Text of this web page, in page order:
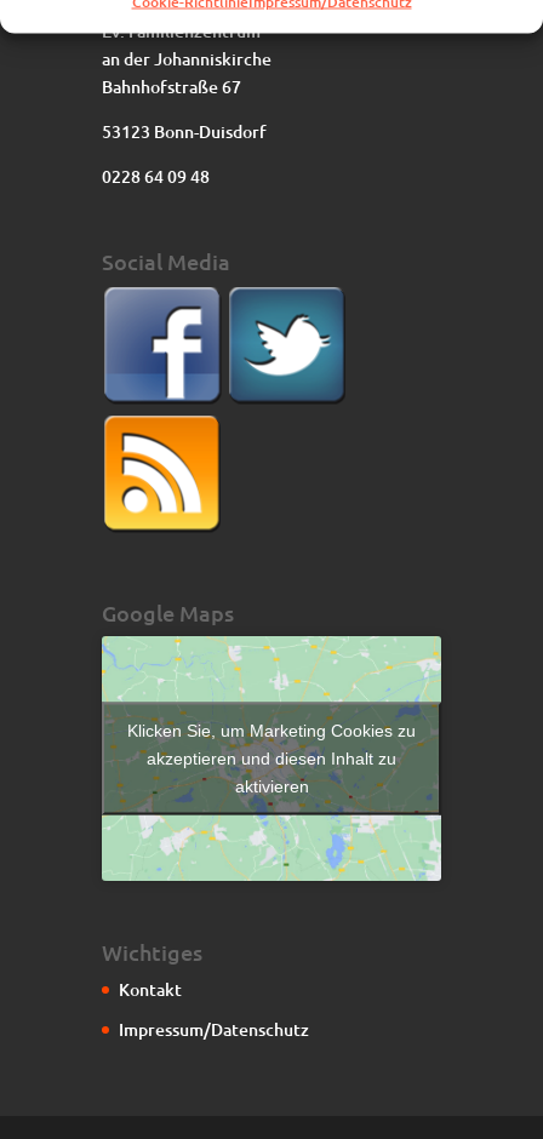
Ev. Familienzentrum
an der Johanniskirche
Bahnhofstraße 67
53123 Bonn-Duisdorf
0228 64 09 48
Social Media
Google Maps
Klicken Sie, um Marketing Cookies zu
akzeptieren und diesen Inhalt zu
aktivieren
Wichtiges
Kontakt
Impressum/Datenschutz